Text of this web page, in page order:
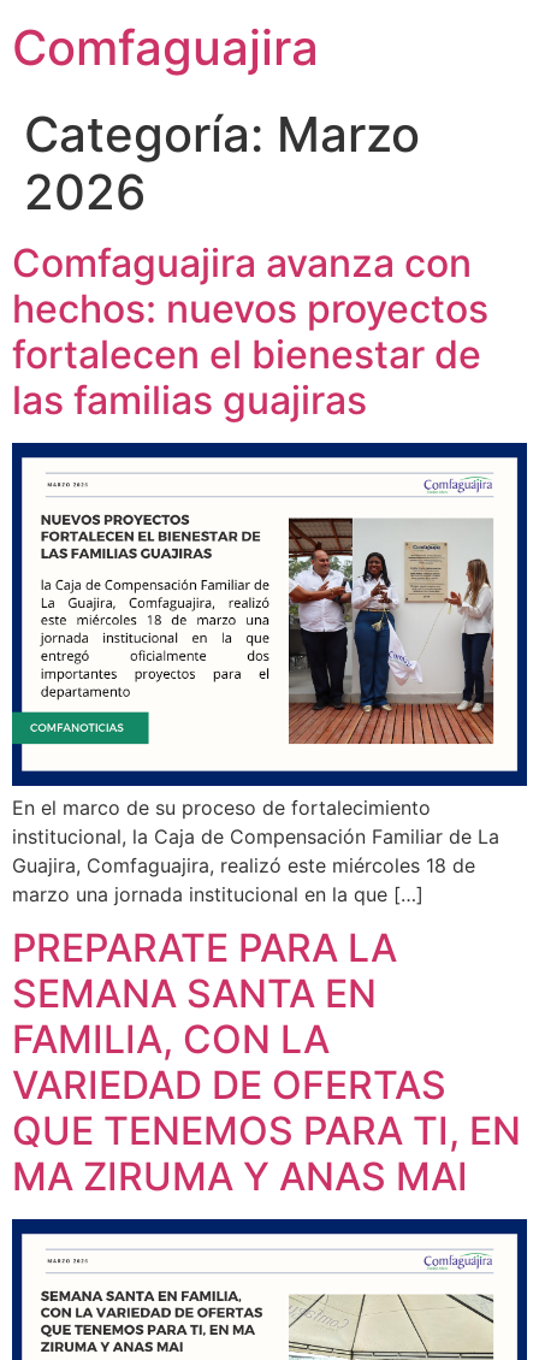
Comfaguajira
Categoría: Marzo
2026
Comfaguajira avanza con
hechos: nuevos proyectos
fortalecen el bienestar de
las familias guajiras
En el marco de su proceso de fortalecimiento
institucional, la Caja de Compensación Familiar de La
Guajira, Comfaguajira, realizó este miércoles 18 de
marzo una jornada institucional en la que […]
PREPARATE PARA LA
SEMANA SANTA EN
FAMILIA, CON LA
VARIEDAD DE OFERTAS
QUE TENEMOS PARA TI, EN
MA ZIRUMA Y ANAS MAI